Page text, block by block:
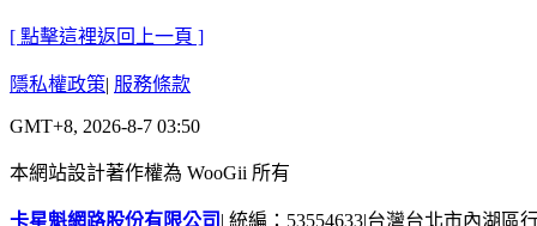
[ 點擊這裡返回上一頁 ]
隱私權政策| 服務條款
GMT+8, 2026-8-7 03:50
本網站設計著作權為 WooGii 所有
卡星魁網路股份有限公司 | 統編：53554633|台灣台北市內湖區